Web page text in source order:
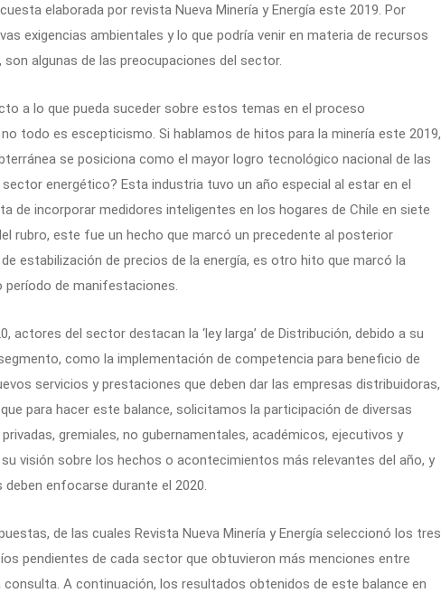
elaborada por revista Nueva Minería y Energía este 2019. Por
exigencias ambientales y lo que podría venir en materia de recursos
algunas de las preocupaciones del sector.
a lo que pueda suceder sobre estos temas en el proceso
todo es escepticismo. Si hablamos de hitos para la minería este 2019,
se posiciona como el mayor logro tecnológico nacional de las
energético? Esta industria tuvo un año especial al estar en el
de incorporar medidores inteligentes en los hogares de Chile en siete
rubro, este fue un hecho que marcó un precedente al posterior
estabilización de precios de la energía, es otro hito que marcó la
período de manifestaciones.
actores del sector destacan la ‘ley larga’ de Distribución, debido a su
como la implementación de competencia para beneficio de
servicios y prestaciones que deben dar las empresas distribuidoras,
para hacer este balance, solicitamos la participación de diversas
gremiales, no gubernamentales, académicos, ejecutivos y
visión sobre los hechos o acontecimientos más relevantes del año, y
enfocarse durante el 2020.
de las cuales Revista Nueva Minería y Energía seleccionó los tres
pendientes de cada sector que obtuvieron más menciones entre
A continuación, los resultados obtenidos de este balance en